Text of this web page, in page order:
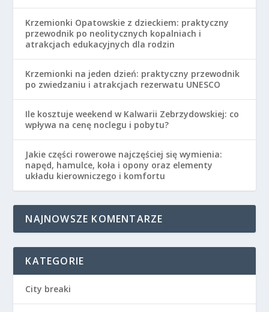
Krzemionki Opatowskie z dzieckiem: praktyczny
przewodnik po neolitycznych kopalniach i
atrakcjach edukacyjnych dla rodzin
Krzemionki na jeden dzień: praktyczny przewodnik
po zwiedzaniu i atrakcjach rezerwatu UNESCO
Ile kosztuje weekend w Kalwarii Zebrzydowskiej: co
wpływa na cenę noclegu i pobytu?
Jakie części rowerowe najczęściej się wymienia:
napęd, hamulce, koła i opony oraz elementy
układu kierowniczego i komfortu
NAJNOWSZE KOMENTARZE
KATEGORIE
City breaki